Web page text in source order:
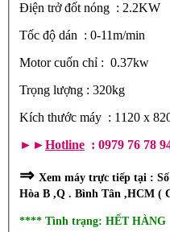
Điện trở đốt nóng : 2.2KW
Tốc độ dán : 0-11m/min
Motor cuốn chỉ : 0.37kw
Trọng lượng : 320kg
Kích thước máy : 1120 x
►►Hotline : 0979 76 78
⇒ Xem máy trực tiếp tại :
Hòa B ,Q . Bình Tân ,HCM (
**** Tình trạng: HẾT HÀNG